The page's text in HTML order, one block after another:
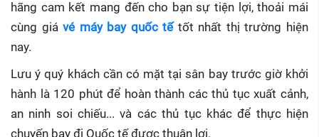
hãng cam kết mang đến cho bạn sự tiện lợi, thoải mái
cùng giávé máy bay quốc tế tốt nhất thị trường hiện
nay.
Lưu ý quý khách cần có mặt tại sân bay trước giờ khởi
hành là 120 phút để hoàn thành các thủ tục xuất cảnh,
an ninh soi chiếu... và các thủ tục khác để thực hiện
chuyến bay đi Quốc tế được thuận lợi.